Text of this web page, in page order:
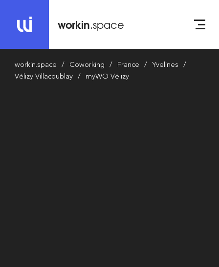
workin.space
workin.space Coworking France
Yvelines
Vélizy Villacoublay
myWO Vélizy